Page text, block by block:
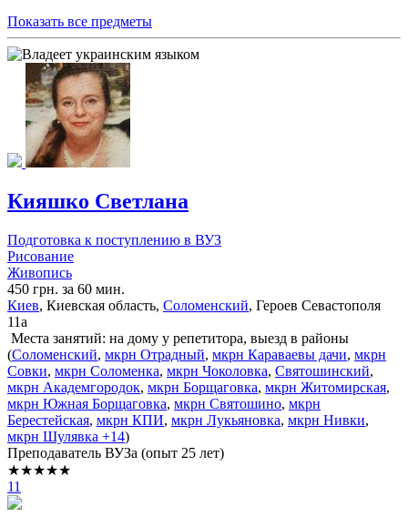
Показать все предметы
Кияшко Светлана
Подготовка к поступлению в ВУЗ
Рисование
Живопись
450 грн. за 60 мин.
Киев, Киевская область, Соломенский, Героев Севастополя
11а
Места занятий: на дому у репетитора, выезд в районы
(Соломенский, мкрн Отрадный, мкрн Караваевы дачи, мкрн
Совки, мкрн Соломенка, мкрн Чоколовка, Святошинский,
мкрн Академгородок, мкрн Борщаговка, мкрн Житомирская,
мкрн Южная Борщаговка, мкрн Святошино, мкрн
Берестейская, мкрн КПИ, мкрн Лукьяновка, мкрн Нивки,
мкрн Шулявка +14)
Преподаватель ВУЗа (опыт 25 лет)
★★★★★
11